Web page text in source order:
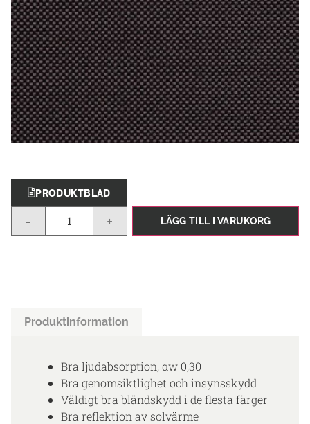
PRODUKTBLAD
- + LÄGG TILL I VARUKORG
Produktinformation
Bra ljudabsorption, αw 0,30
Bra genomsiktlighet och insynsskydd
Väldigt bra bländskydd i de flesta färger
Bra reflektion av solvärme